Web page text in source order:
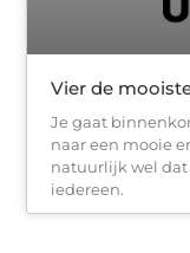
Vier de
Je gaat
naar een mooie
natuurlijk wel dat
iedereen.